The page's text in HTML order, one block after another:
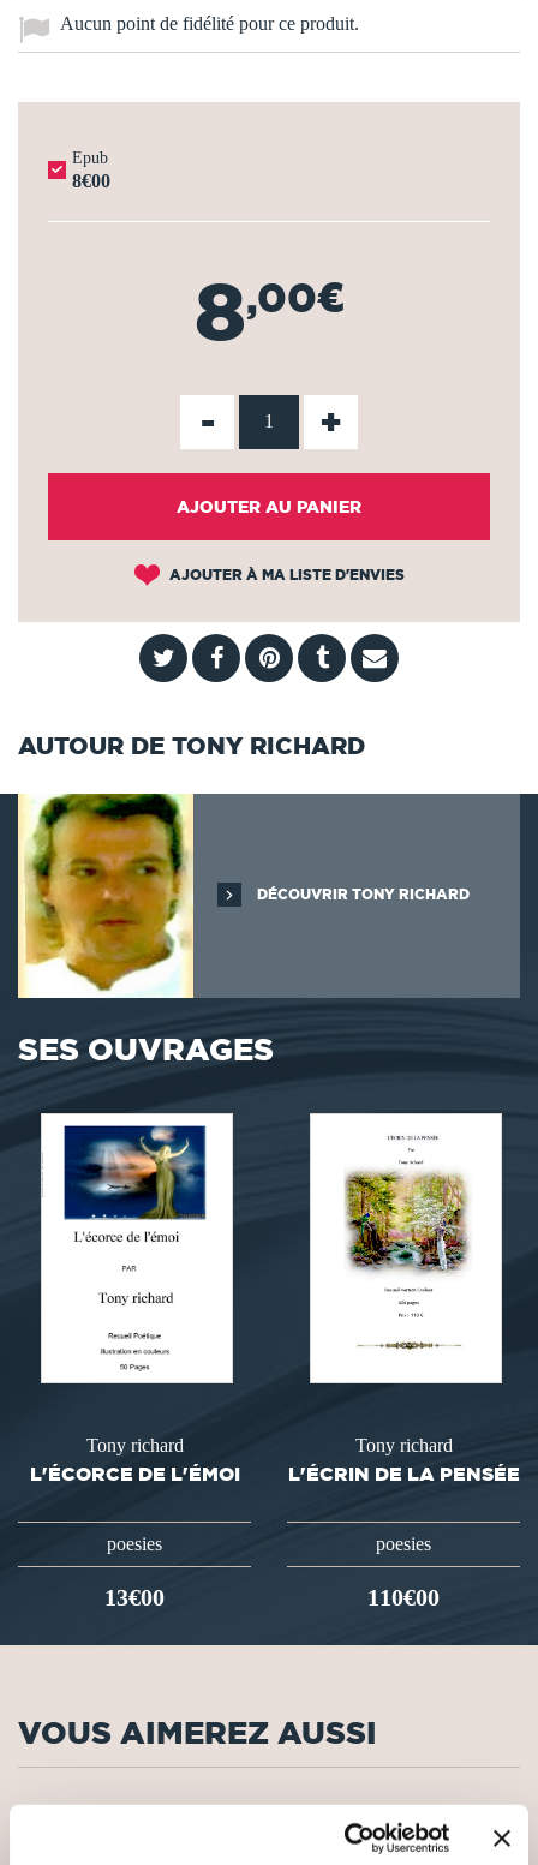
Aucun point de fidélité pour ce produit.
Epub
8€00
8,00€
- +
AJOUTER AU PANIER
AJOUTER À MA LISTE D'ENVIES
AUTOUR DE TONY RICHARD
DÉCOUVRIR TONY RICHARD
SES OUVRAGES
Tony richard
L'ÉCORCE DE L'ÉMOI
poesies
13€00
Tony richard
L'ÉCRIN DE LA PENSÉE
poesies
110€00
VOUS AIMEREZ AUSSI